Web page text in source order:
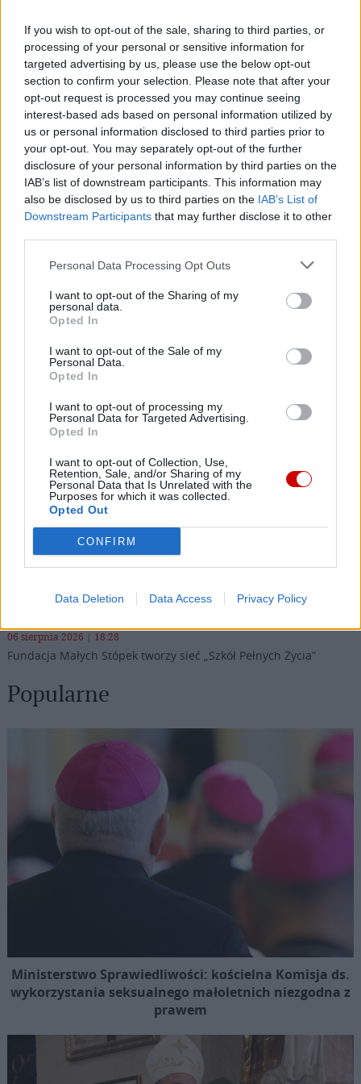
If you wish to opt-out of the sale, sharing to third parties, or
processing of your personal or sensitive information for
targeted advertising by us, please use the below opt-out
section to confirm your selection. Please note that after your
opt-out request is processed you may continue seeing
interest-based ads based on personal information utilized by
us or personal information disclosed to third parties prior to
your opt-out. You may separately opt-out of the further
disclosure of your personal information by third parties on the
IAB’s list of downstream participants. This information may
also be disclosed by us to third parties on the IAB’s List of
Downstream Participants that may further disclose it to other
Personal Data Processing Opt Outs
I want to opt-out of the Sharing of my
personal data.
Opted In
I want to opt-out of the Sale of my
Personal Data.
Opted In
I want to opt-out of processing my
Personal Data for Targeted Advertising.
Opted In
I want to opt-out of Collection, Use,
Retention, Sale, and/or Sharing of my
Personal Data that Is Unrelated with the
Purposes for which it was collected.
Opted Out
CONFIRM
Data Deletion Data Access Privacy Policy
pośrednictwem serwisu Patronite.
Dzięki Tobie będziemy mogli realizować naszą
misję. Więcej informacji znajdziesztutaj.
Facebook
TwitterMessengerWhatsApp
Email Copy Print
ABP WOJCIECH POLAK
JUTRZNIA
Najnowsze
06 sierpnia 2026 | 20:44
Medziugorie: zakończył się 37. Mladifest
Biskupi Meksyku: stulecie Cristiady to czas łaski
06 sierpnia 2026 | 18:32
Kard. Parolin w Meksyku: modlitwa, obecność i świadectwo
drogą do pokoju
06 sierpnia 2026 | 18:28
Fundacja Małych Stópek tworzy sieć „Szkół Pełnych Życia”
Popularne
Ministerstwo Sprawiedliwości: kościelna Komisja ds.
wykorzystania seksualnego małoletnich niezgodna z
prawem